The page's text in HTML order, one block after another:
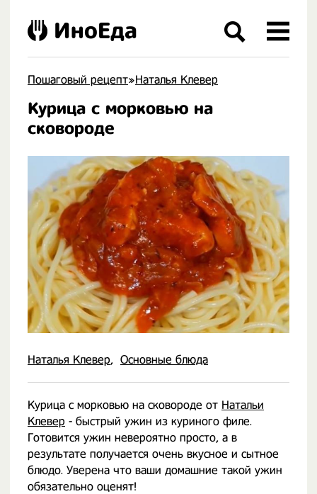
Пошаговый рецепт»Наталья Клевер
Курица с морковью на
сковороде
Наталья Клевер Основные блюда
Курица с морковью на сковороде от Натальи
Клевер - быстрый ужин из куриного филе.
Готовится ужин невероятно просто, а в
результате получается очень вкусное и сытное
блюдо. Уверена что ваши домашние такой ужин
обязательно оценят!
ИноЕда